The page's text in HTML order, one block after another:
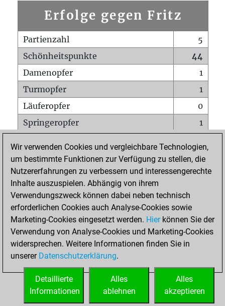
Erfolge gegen Fritz
Partienzahl
5
Schönheitspunkte
44
Damenopfer
1
Turmopfer
1
Läuferopfer
0
Springeropfer
1
Matt auf vollem Brett
0
Bauer setzt Matt
0
Erstickte Matts
Unterverwandlungen
Türme auf der siebten
0
STARTSEITE
Wir verwenden Cookies und vergleichbare Technologien,
um bestimmte Funktionen zur Verfügung zu stellen, die
Nutzererfahrungen zu verbessern und interessengerechte
Inhalte auszuspielen. Abhängig von ihrem
Verwendungszweck können dabei neben technisch
erforderlichen Cookies auch Analyse-Cookies sowie
Marketing-Cookies eingesetzt werden. Hierkönnen Sie der
Verwendung von Analyse-Cookies und Marketing-Cookies
widersprechen. Weitere Informationen finden Sie in
unserer Datenschutzerklärung.
Alles
akzeptieren
Alles
ablehnen
Detaillierte
Informationen